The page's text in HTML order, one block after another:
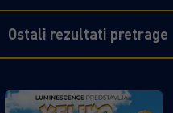
Ostali rezultati pretrage